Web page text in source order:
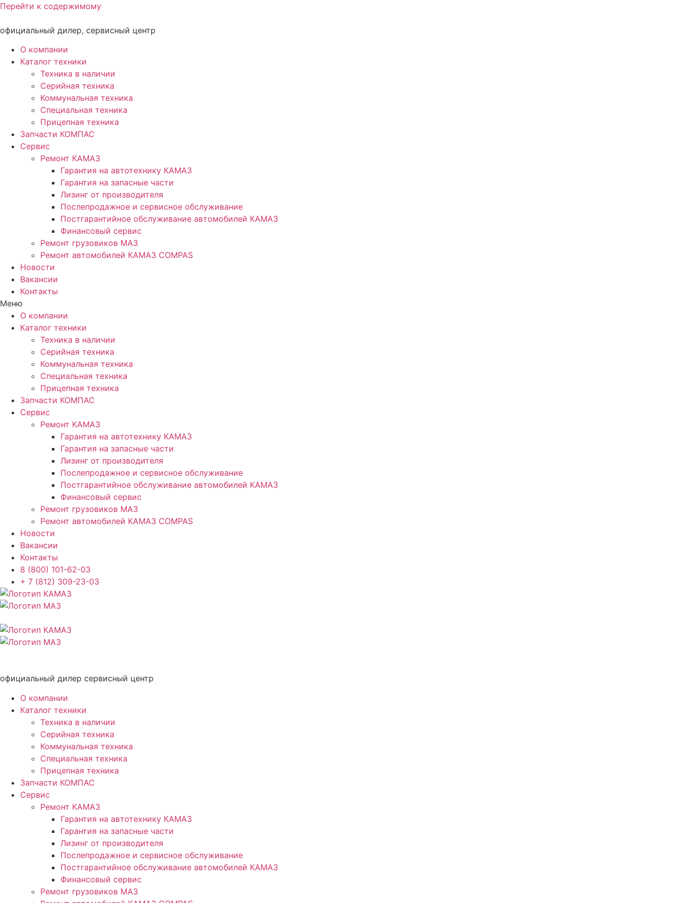
Перейти к содержимому
официальный дилер, сервисный центр
О компании
Каталог техники
Техника в наличии
Серийная техника
Коммунальная техника
Специальная техника
Прицепная техника
Запчасти КОМПАС
Сервис
Ремонт КАМАЗ
Гарантия на автотехнику КАМАЗ
Гарантия на запасные части
Лизинг от производителя
Послепродажное и сервисное обслуживание
Постгарантийное обслуживание автомобилей КАМАЗ
Финансовый сервис
Ремонт грузовиков МАЗ
Ремонт автомобилей КАМАЗ COMPAS
Новости
Вакансии
Контакты
Меню
О компании
Каталог техники
Техника в наличии
Серийная техника
Коммунальная техника
Специальная техника
Прицепная техника
Запчасти КОМПАС
Сервис
Ремонт КАМАЗ
Гарантия на автотехнику КАМАЗ
Гарантия на запасные части
Лизинг от производителя
Послепродажное и сервисное обслуживание
Постгарантийное обслуживание автомобилей КАМАЗ
Финансовый сервис
Ремонт грузовиков МАЗ
Ремонт автомобилей КАМАЗ COMPAS
Новости
Вакансии
Контакты
8 (800) 101-62-03
+ 7 (812) 309-23-03
официальный дилер сервисный центр
О компании
Каталог техники
Техника в наличии
Серийная техника
Коммунальная техника
Специальная техника
Прицепная техника
Запчасти КОМПАС
Сервис
Ремонт КАМАЗ
Гарантия на автотехнику КАМАЗ
Гарантия на запасные части
Лизинг от производителя
Послепродажное и сервисное обслуживание
Постгарантийное обслуживание автомобилей КАМАЗ
Финансовый сервис
Ремонт грузовиков МАЗ